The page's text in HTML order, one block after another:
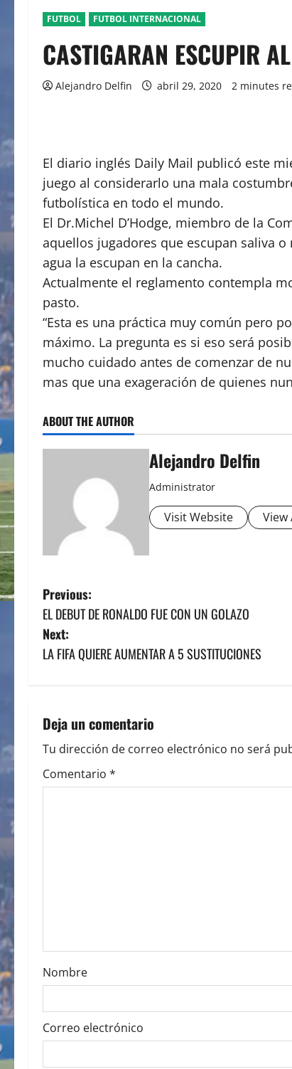
FUTBOL FUTBOL INTERNACIONAL
CASTIGARAN ESCUPIR
Alejandro Delfin abril 29, 2020 2 minutes
El diario inglés Daily Mail publicó este
juego al considerarlo una mala
futbolística en todo el mundo.
El Dr.Michel D’Hodge, miembro de la
aquellos jugadores que escupan saliva
agua la escupan en la cancha.
Actualmente el reglamento contempla
pasto.
“Esta es una práctica muy común pero
máximo. La pregunta es si eso será
mucho cuidado antes de comenzar de
mas que una exageración de quienes
ABOUT THE AUTHOR
Alejandro Delfin
Administrator
Visit Website View
P
o
s
n
a
v
o
n
Previous:
EL DEBUT DE RONALDO FUE CON UN GOLAZO
Next:
LA FIFA QUIERE AUMENTAR A 5 SUSTITUCIONES
Deja un comentario
Tu dirección de correo electrónico no será
Comentario *
Nombre
Correo electrónico